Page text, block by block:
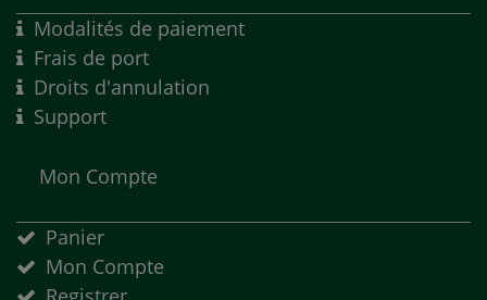
Modalités de paiement
Frais de port
Droits d'annulation
Support
Mon Compte
Panier
Mon Compte